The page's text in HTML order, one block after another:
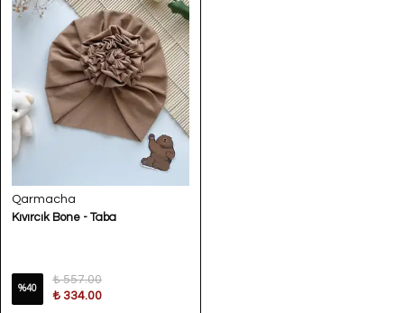
Qarmacha
Kıvırcık Bone - Taba
%40
₺ 557.00
₺ 334.00